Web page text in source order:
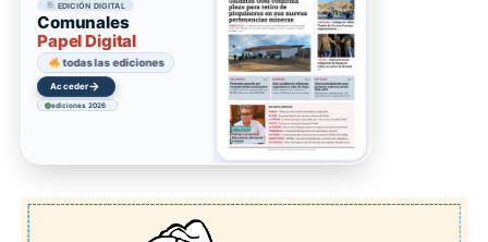
EDICIÓN DIGITAL
Comunales
Papel Digital
todas las ediciones
Acceder→
ediciones 2026